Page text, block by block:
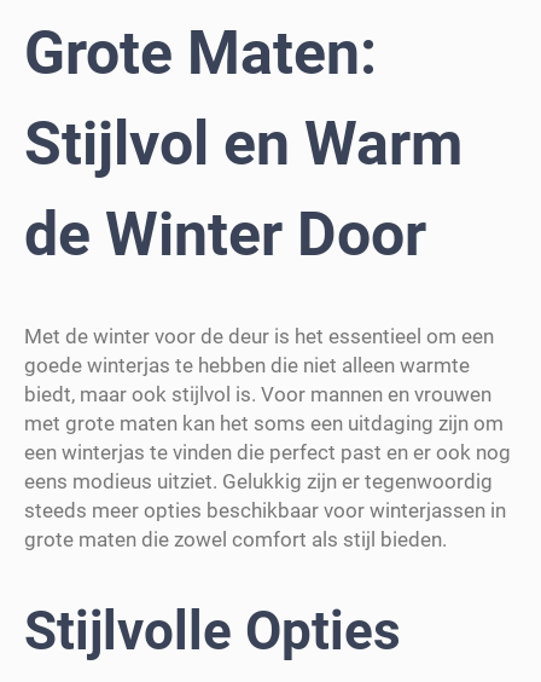
Grote Maten:
Stijlvol en Warm
de Winter Door
Met de winter voor de deur is het essentieel om een
goede winterjas te hebben die niet alleen warmte
biedt, maar ook stijlvol is. Voor mannen en vrouwen
met grote maten kan het soms een uitdaging zijn om
een winterjas te vinden die perfect past en er ook nog
eens modieus uitziet. Gelukkig zijn er tegenwoordig
steeds meer opties beschikbaar voor winterjassen in
grote maten die zowel comfort als stijl bieden.
Stijlvolle Opties